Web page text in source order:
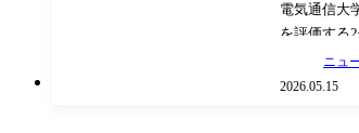
電気通信大
を評価する
ュースリリ
性能を示す
ニュ
2026.05.15